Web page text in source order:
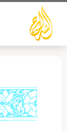
تخطي
المحتوى